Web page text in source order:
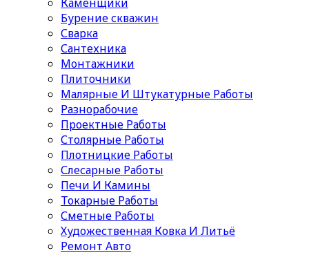
Бурение скважин
Сварка
Сантехника
Монтажники
Плиточники
Малярные И Штукатурные Работы
Разнорабочие
Проектные Работы
Столярные Работы
Плотницкие Работы
Слесарные Работы
Печи И Камины
Токарные Работы
Сметные Работы
Художественная Ковка И Литьё
Ремонт Авто